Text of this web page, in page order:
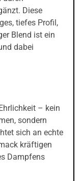
Diese
tiefes Profil,
Blend ist ein
dabei
– kein
sondern
sich an echte
kräftigen
Dampfens